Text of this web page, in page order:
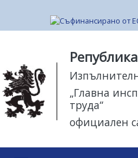
внимание:
Този
уебсайт
разполага
„Главна
труда“
официален